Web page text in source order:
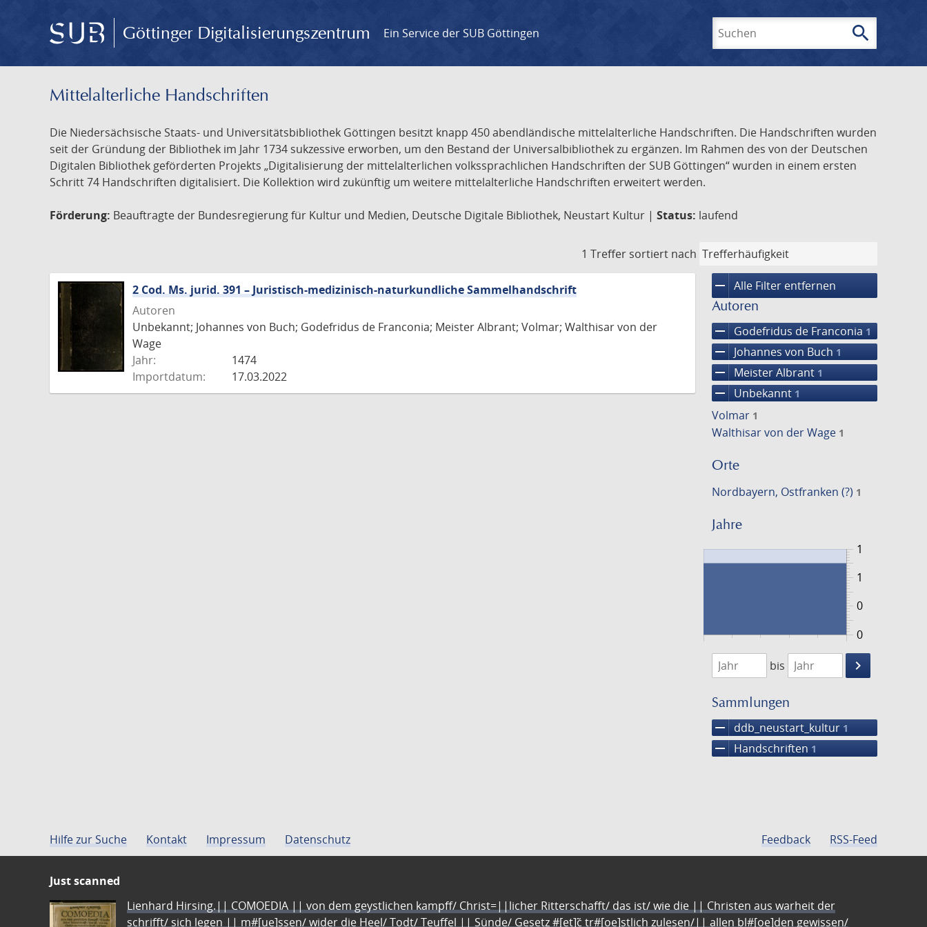
Göttinger Digitalisierungszentrum Ein Service der SUB Göttingen search
Mittelalterliche Handschriften
Die Niedersächsische Staats- und Universitätsbibliothek Göttingen besitzt knapp 450 abendländische mittelalterliche Handschriften. Die Handschriften wurden
seit der Gründung der Bibliothek im Jahr 1734 sukzessive erworben, um den Bestand der Universalbibliothek zu ergänzen. Im Rahmen des von der Deutschen
Digitalen Bibliothek geförderten Projekts „Digitalisierung der mittelalterlichen volkssprachlichen Handschriften der SUB Göttingen“ wurden in einem ersten
Schritt 74 Handschriften digitalisiert. Die Kollektion wird zukünftig um weitere mittelalterliche Handschriften erweitert werden.
Förderung: Beauftragte der Bundesregierung für Kultur und Medien, Deutsche Digitale Bibliothek, Neustart Kultur | Status: laufend
1 Treffer sortiert nach
remove Alle Filter entfernen
Autoren
remove Godefridus de Franconia 1
remove Johannes von Buch 1
remove Meister Albrant 1
remove Unbekannt 1
Volmar 1
Walthisar von der Wage 1
Orte
Nordbayern, Ostfranken (?) 1
Jahre
0
1
0
1
1474
1475
bis
keyboard_arrow_right
Suche
Sammlungen
remove ddb_neustart_kultur 1
remove Handschriften 1
2 Cod. Ms. jurid. 391 – Juristisch-medizinisch-naturkundliche Sammelhandschrift
Autoren
Unbekannt; Johannes von Buch; Godefridus de Franconia; Meister Albrant; Volmar; Walthisar von der
Wage
Jahr:
1474
Importdatum:
17.03.2022
Hilfe zur Suche Kontakt Impressum Datenschutz Feedback RSS-Feed
Just scanned
Lienhard Hirsing.|| COMOEDIA || von dem geystlichen kampff/ Christ=||licher Ritterschafft/ das ist/ wie die || Christen aus warheit der
schrifft/ sich legen || m#[ue]ssen/ wider die Heel/ Todt/ Teuffel || Sünde/ Gesetz #[et]c̃ tr#[oe]stlich zulesen/|| allen bl#[oe]den gewissen/